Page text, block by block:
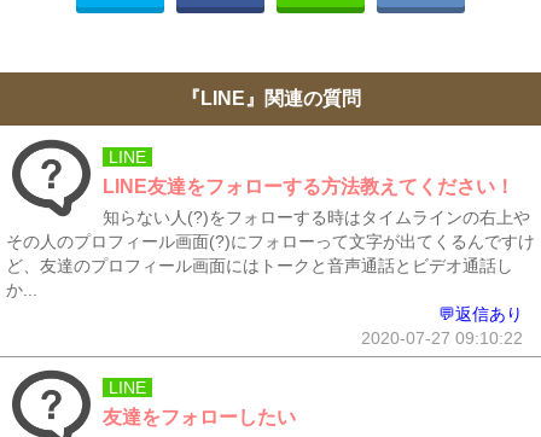
『LINE』関連の質問
LINE
LINE友達をフォローする方法教えてください！
知らない人(?)をフォローする時はタイムラインの右上や
その人のプロフィール画面(?)にフォローって文字が出てくるんですけ
ど、友達のプロフィール画面にはトークと音声通話とビデオ通話し
か...
💬返信あり
2020-07-27 09:10:22
LINE
友達をフォローしたい